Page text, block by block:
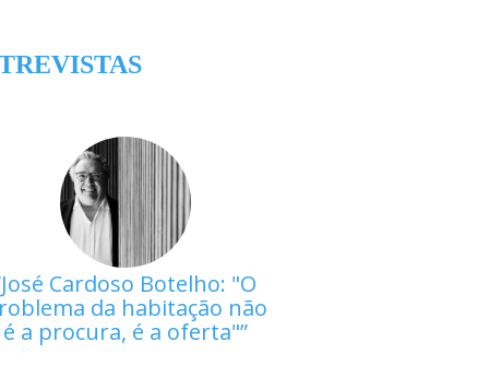
José Cardoso Botelho: "O
da habitação não
é a procura, é a oferta"